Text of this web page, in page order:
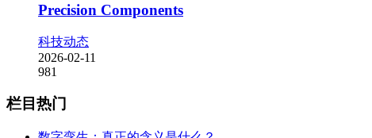
Precision Components
科技动态
2026-02-11
981
栏目热门